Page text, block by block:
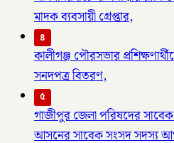
মাদক ব্যবসায়ী গ্রেপ্তার,
৪
কালীগঞ্জ পৌরসভার
সনদপত্র বিতরণ,
৫
গাজীপুর জেলা পরিষদের
আসনের সাবেক সংসদ সদস্য